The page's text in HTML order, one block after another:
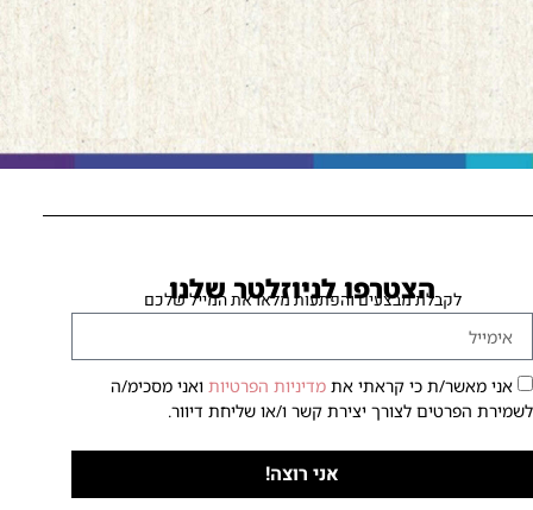
הצטרפו לניוזלטר שלנו
לקבלת מבצעים והפתעות מלאו את המייל שלכם
אני מאשר/ת כי קראתי את מדיניות הפרטיות ואני מסכימ/ה
לשמירת הפרטים לצורך יצירת קשר ו/או שליחת דיוור.
אני רוצה!